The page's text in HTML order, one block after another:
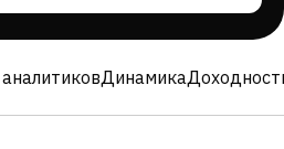
Динамика